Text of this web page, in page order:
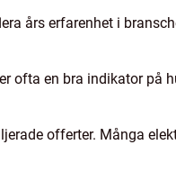
års erfarenhet i
ofta en bra indikator på
offerter. Många